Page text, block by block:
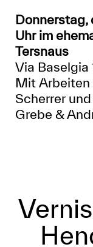
Donnerstag,
Uhr im
Tersnaus
Via Baselgia
Mit Arbeiten
Scherrer
Grebe &